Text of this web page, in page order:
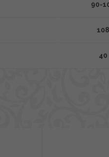
90-
108
40